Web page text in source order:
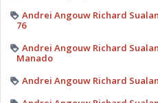
Andrei Angouw Richard
76
Andrei Angouw Richard
Manado
Andrei Angouw Richard